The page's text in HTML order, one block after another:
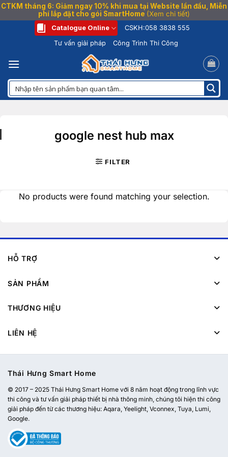
CTKM tháng 6: Giảm ngay 10% khi mua tại Website lần đầu, Miễn
phí lắp đặt cho gói SmartHome (Xem chi tiết)
dung
Catalogue Online CSKH:058 3838 555
Tư vấn giải pháp
Công Trình Thi Công
google nest hub max
FILTER
No products were found matching your selection.
HỖ TRỢ
SẢN PHẨM
THƯƠNG HIỆU
LIÊN HỆ
Thái Hưng Smart Home
© 2017 – 2025 Thái Hưng Smart Home với 8 năm hoạt động trong lĩnh vực
thi công và tư vấn giải pháp thiết bị nhà thông minh, chúng tôi hiện thi công
giải pháp đến từ các thương hiệu: Aqara, Yeelight, Vconnex, Tuya, Lumi,
Google.